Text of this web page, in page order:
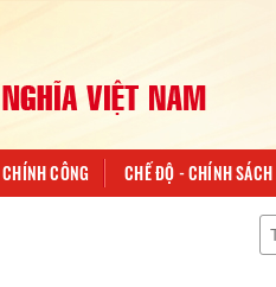
CÔNG CHẾ ĐỘ - CHÍNH SÁCH